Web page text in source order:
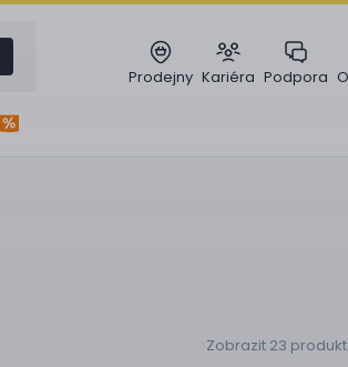
Prodejny Kariéra Podpora
Zobrazit 23